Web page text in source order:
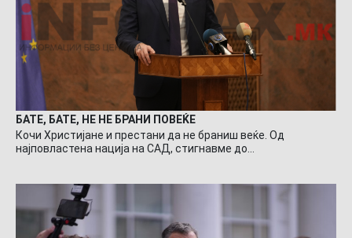
БАТЕ, БАТЕ, НЕ НЕ БРАНИ ПОВЕЌЕ
Кочи Христијане и престани да не браниш веќе. Од
најповластена нација на САД, стигнавме до…